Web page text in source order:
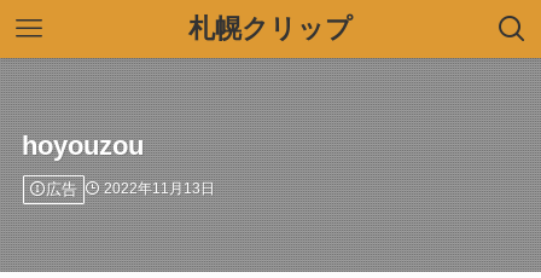
札幌クリップ
hoyouzou
広告 2022年11月13日